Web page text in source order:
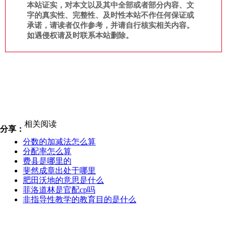
本站证实，对本文以及其中全部或者部分内容、文
字的真实性、完整性、及时性本站不作任何保证或
承诺，请读者仅作参考，并请自行核实相关内容。
如遇侵权请及时联系本站删除。
分享：
相关阅读
分数的加减法怎么算
分配率怎么算
费县是哪里的
斐然成章出处于哪里
肥田沃地的意思是什么
菲洛道林是官配cp吗
非指导性教学的教育目的是什么